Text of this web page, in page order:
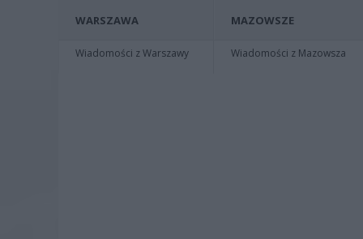
WARSZAWA
Wiadomości z Warszawy
MAZOWSZE
Wiadomości z Mazowsza